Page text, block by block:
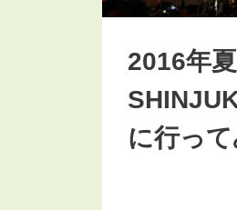
2016年
に行っ